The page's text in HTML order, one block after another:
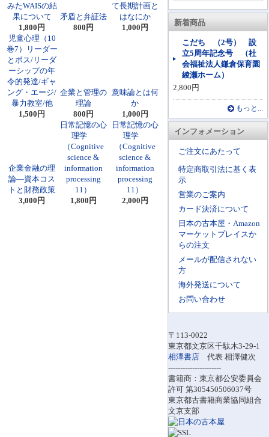
新着商品
こだち （2号） 設
立5周年記念号 （社
会福祉法人鎌倉保育園
綾瀬ホーム）
2,800円
もっと...
インフォメーション
ご注文にあたって
特定商取引法に基く表
示
営業のご案内
カード決済について
日本の古本屋・Amazon
マーケットプレイスか
らの注文
メールが配信されない
方
海外発送について
お問い合わせ
〒113-0022
東京都文京区千駄木3-29-1
相澤書店 代表 相澤健次
----------------------
書籍商：東京都公安委員会
許可 第305450506037号
東京都古書籍商業協同組合
文京支部
みたWAISの結
果について
1,800円
矛盾と弁証法
800円
て長期計画と
はなにか
1,000円
児童心理（10
巻7）リーダー
とボス/リーダ
ーシップの年
令的発達/ギャ
ング・エージ/
暴力教室/他
1,500円
企業と管理の
理論
800円
意味論とは何
か
1,000円
企業金融の理
論―資本コス
トと財務政策
3,000円
日常記憶の心
理学
（Cognitive
science &
information
processing
11）
1,800円
日常記憶の心
理学
（Cognitive
science &
information
processing
11）
2,000円